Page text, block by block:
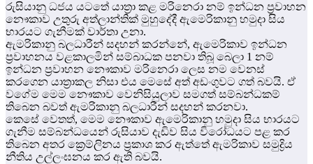
රුසියානු ධජය යටතේ යාත්‍රා කළ මරිනෙරා නම් ඉන්ධන ප්‍රවාහන
නෞකාව උතුරු අත්ලාන්තික් මුහුදේදී ඇමෙරිකානු හමුදා සිය
භාරයට ගැනීමක් වාර්තා උනා.
ඇමරිකානු බලධාරීන් සදහන් කරන්නේ, ඇමෙරිකාව ඉන්ධන
ප්‍රවාහනය වළකාලමින් සම්බාධක පනවා තිබූ බෙලා 1 නම්
ඉන්ධන ප්‍රවාහන නෞකාව මරිනෙරා ලෙස නම වෙනස්
කරගෙන යාත්‍රාකල නිසා එය මෙසේ අත් අඩංගුවට ගත් බවයි. ඒ
වගේම මෙම නෞකාව වෙනිසියුලාව සමගත් සම්බන්ධකම්
තිබෙන බවත් ඇමරිකානු බලධාරීන් සදහන් කරනවා.
කෙසේ වෙතත්, මෙම නෞකාව ඇමෙරිකානු හමුදා සිය භාරයට
ගැනීම සම්බන්ධයෙන් රුසියාව දැඩිව සිය විරෝධයට පළ කර
තිබෙන අතර ක්‍රෙම්ලිනය ප්‍රකාශ කර ඇත්තේ ඇමරිකාව සමුද්‍රිය
නීතිය උල්ලංඝනය කර ඇති බවයි.